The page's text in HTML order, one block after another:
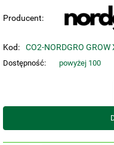
Producent:
Kod: CO2-NORDGRO GROW
Dostępność: powyżej 100